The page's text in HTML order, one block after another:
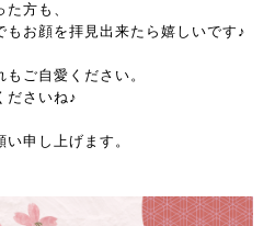
方も、
お顔を拝見出来たら嬉しいです♪
ご自愛ください。
ださいね♪
申し上げます。